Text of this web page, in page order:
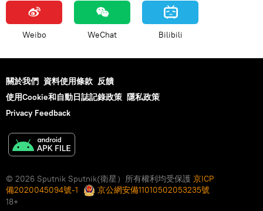
Weibo WeChat Bilibili
關於我們 資料使用條款 反饋
使用Cookie和自動日誌記錄政策 隱私政策
Privacy Feedback
© 2026 Sputnik Sputnik(衛星）所有權利均受保護 京ICP
備2020045094號-1
京公網安備11010502053235號
18+